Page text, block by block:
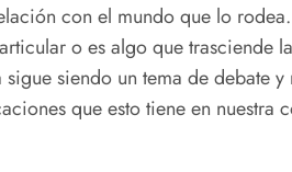
con el mundo que lo
o es algo que trasciende
siendo un tema de debate y
que esto tiene en nuestra